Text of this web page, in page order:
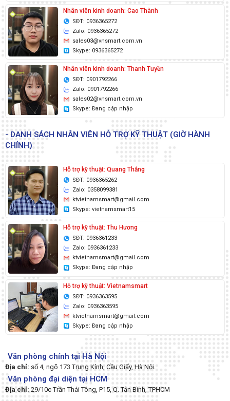
Nhân viên kinh doanh: Cao Thành
SĐT: 0936365272
Zalo: 0936365272
sales03@vnsmart.com.vn
Skype: 0936365272
Nhân viên kinh doanh: Thanh Tuyền
SĐT: 0901792266
Zalo: 0901792266
sales02@vnsmart.com.vn
Skype: Đang cập nhập
- DANH SÁCH NHÂN VIÊN HỖ TRỢ KỸ THUẬT (GIỜ HÀNH
CHÍNH)
Hỗ trợ kỹ thuật: Quang Thắng
SĐT: 0936365262
Zalo: 0358099381
ktvietnamsmart@gmail.com
Skype: vietnamsmart15
Hỗ trợ kỹ thuật: Thu Hương
SĐT: 0936361233
Zalo: 0936361233
ktvietnamsmart@gmail.com
Skype: Đang cập nhập
Hỗ trợ kỹ thuật: Vietnamsmart
SĐT: 0936363595
Zalo: 0936363595
ktvietnamsmart@gmail.com
Skype: Đang cập nhập
Văn phòng chính tại Hà Nội
Địa chỉ: số 4, ngõ 173 Trung Kính, Cầu Giấy, Hà Nội.
Văn phòng đại diện tại HCM
Địa chỉ: 29/10c Trần Thái Tông, P15, Q. Tân Bình, TPHCM